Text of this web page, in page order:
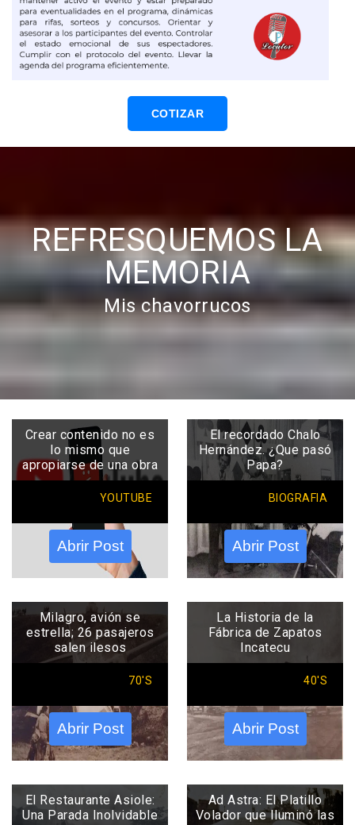
COTIZAR
REFRESQUEMOS LA
MEMORIA
Mis chavorrucos
Crear contenido no es
lo mismo que
apropiarse de una obra
YOUTUBE
Abrir Post
El recordado Chalo
Hernández. ¿Que pasó
Papa?
BIOGRAFIA
Abrir Post
Milagro, avión se
estrella; 26 pasajeros
salen ilesos
70'S
Abrir Post
La Historia de la
Fábrica de Zapatos
Incatecu
40'S
Abrir Post
El Restaurante Asiole:
Una Parada Inolvidable
Ad Astra: El Platillo
Volador que Iluminó las